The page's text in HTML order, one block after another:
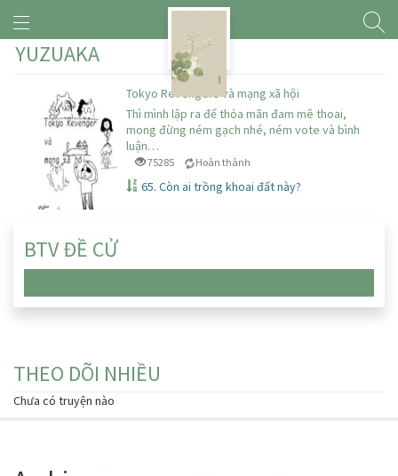
YUZUAKA
Tokyo Revengers và mạng xã hội
Thì mình lập ra để thỏa mãn đam mê thoai,
mong đừng ném gạch nhé, ném vote và bình
luận…
75285 Hoàn thành
65. Còn ai trồng khoai đất này?
BTV ĐỀ CỬ
THEO DÕI NHIỀU
Chưa có truyện nào